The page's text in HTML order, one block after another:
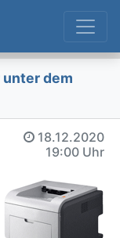
dem
18.12.2020
19:00 Uhr